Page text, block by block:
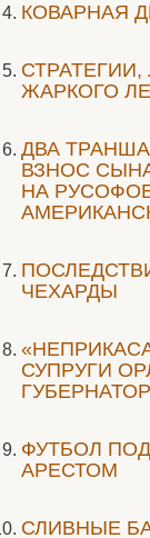
КОВАРНАЯ
ЖАРКОГО
ДВА
ВЗНОС
НА
ЧЕХАРДЫ
СУПРУГИ
ФУТБОЛ
АРЕСТОМ
СЛИВНЫЕ